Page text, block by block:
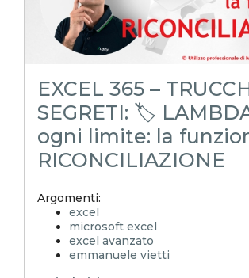
EXCEL 365 –
SEGRETI: 🏷️
ogni limite: la
RICONCILIAZIONE
Argomenti:
excel
microsoft excel
excel avanzato
emmanuele vietti